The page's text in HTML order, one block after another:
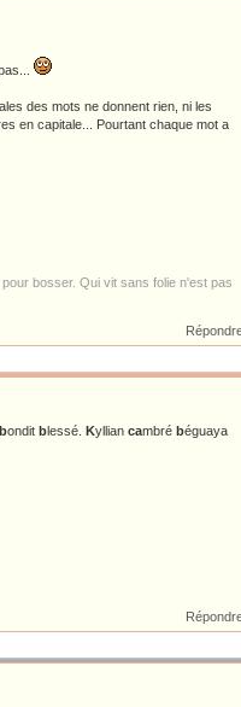
des mots ne donnent rien, ni les
en capitale... Pourtant chaque mot a
bosser. Qui vit sans folie n'est pas
bondit blessé. Kyllian cambré béguaya